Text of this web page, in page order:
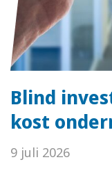
Blind
kost
9 juli 2026